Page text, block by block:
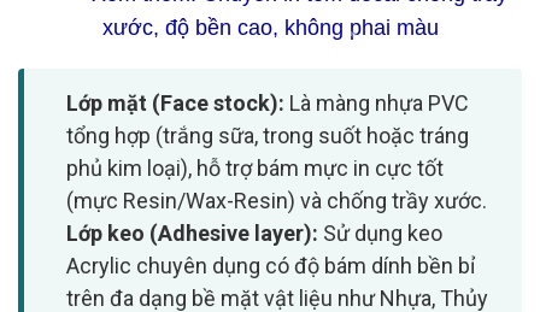
xước, độ bền cao, không phai màu
Lớp mặt (Face stock): Là màng nhựa PVC
tổng hợp (trắng sữa, trong suốt hoặc tráng
phủ kim loại), hỗ trợ bám mực in cực tốt
(mực Resin/Wax-Resin) và chống trầy xước.
Lớp keo (Adhesive layer): Sử dụng keo
Acrylic chuyên dụng có độ bám dính bền bỉ
trên đa dạng bề mặt vật liệu như Nhựa, Thủy
❄